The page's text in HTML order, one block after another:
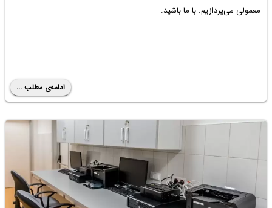
معمولی می‌پردازیم. با ما باشید.
ادامه‌ی مطلب ...